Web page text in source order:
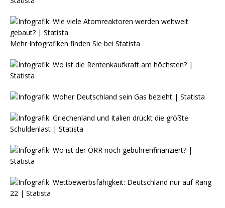
Mehr Infografiken finden Sie bei Statista